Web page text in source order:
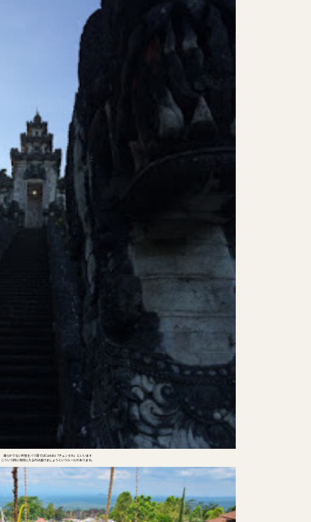
清らかでない状態をバリ語ではCuntaka「チュンタカ」といいます
こういう時に寺院に入るのは避けましょうというルールがあります。